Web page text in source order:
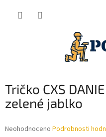
Tričko CXS
zelené jablko
Průměrné
Neohodnoceno Podrobnosti